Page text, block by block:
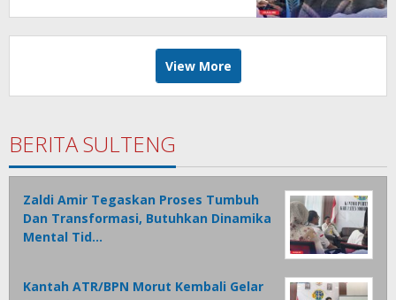
View More
BERITA SULTENG
Zaldi Amir Tegaskan Proses Tumbuh
Dan Transformasi, Butuhkan Dinamika
Mental Tid…
Kantah ATR/BPN Morut Kembali Gelar